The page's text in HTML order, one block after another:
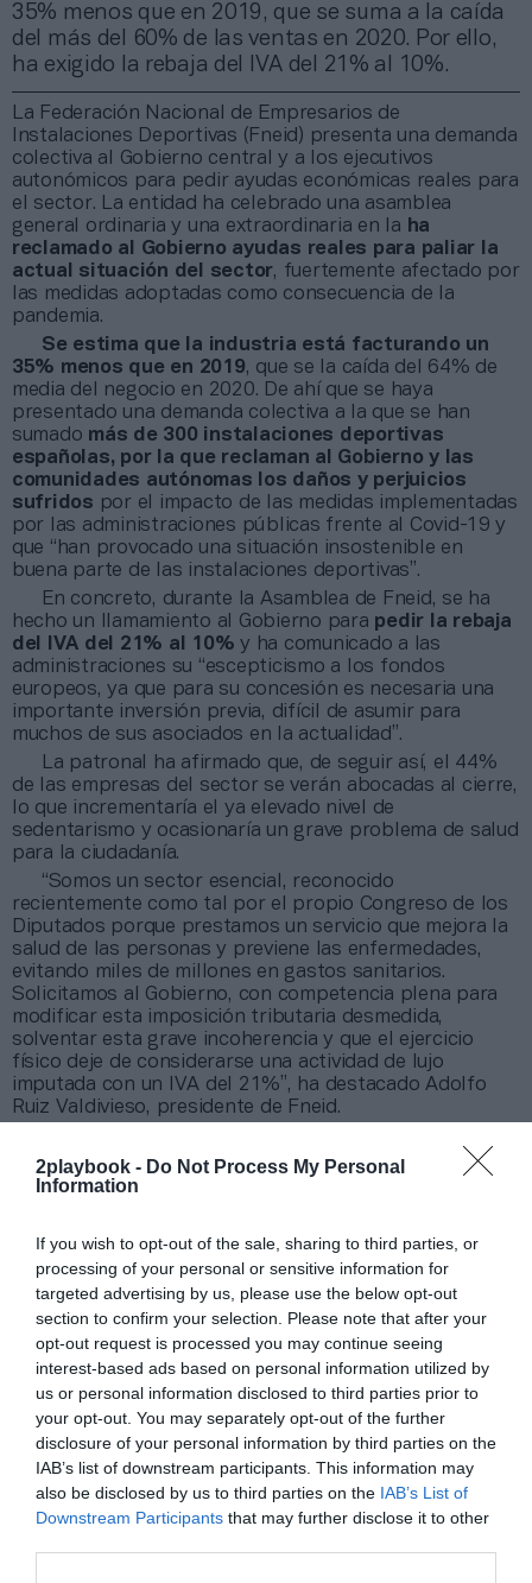
2playbook - Do Not Process My Personal
Information
If you wish to opt-out of the sale, sharing to third parties, or
processing of your personal or sensitive information for
targeted advertising by us, please use the below opt-out
section to confirm your selection. Please note that after your
opt-out request is processed you may continue seeing
interest-based ads based on personal information utilized by
us or personal information disclosed to third parties prior to
your opt-out. You may separately opt-out of the further
disclosure of your personal information by third parties on the
IAB’s list of downstream participants. This information may
also be disclosed by us to third parties on the IAB’s List of
Downstream Participants that may further disclose it to other
35% menos que en 2019, que se suma a la caída
del más del 60% de las ventas en 2020. Por ello,
ha exigido la rebaja del IVA del 21% al 10%.
La Federación Nacional de Empresarios de
Instalaciones Deportivas (Fneid) presenta una demanda
colectiva al Gobierno central y a los ejecutivos
autonómicos para pedir ayudas económicas reales para
el sector. La entidad ha celebrado una asamblea
general ordinaria y una extraordinaria en la ha
reclamado al Gobierno ayudas reales para paliar la
actual situación del sector, fuertemente afectado por
las medidas adoptadas como consecuencia de la
pandemia.
Se estima que la industria está facturando un
35% menos que en 2019, que se la caída del 64% de
media del negocio en 2020. De ahí que se haya
presentado una demanda colectiva a la que se han
sumado más de 300 instalaciones deportivas
españolas, por la que reclaman al Gobierno y las
comunidades autónomas los daños y perjuicios
sufridos por el impacto de las medidas implementadas
por las administraciones públicas frente al Covid-19 y
que “han provocado una situación insostenible en
buena parte de las instalaciones deportivas”.
En concreto, durante la Asamblea de Fneid, se ha
hecho un llamamiento al Gobierno para pedir la rebaja
del IVA del 21% al 10% y ha comunicado a las
administraciones su “escepticismo a los fondos
europeos, ya que para su concesión es necesaria una
importante inversión previa, difícil de asumir para
muchos de sus asociados en la actualidad”.
La patronal ha afirmado que, de seguir así, el 44%
de las empresas del sector se verán abocadas al cierre,
lo que incrementaría el ya elevado nivel de
sedentarismo y ocasionaría un grave problema de salud
para la ciudadanía.
“Somos un sector esencial, reconocido
recientemente como tal por el propio Congreso de los
Diputados porque prestamos un servicio que mejora la
salud de las personas y previene las enfermedades,
evitando miles de millones en gastos sanitarios.
Solicitamos al Gobierno, con competencia plena para
modificar esta imposición tributaria desmedida,
solventar esta grave incoherencia y que el ejercicio
físico deje de considerarse una actividad de lujo
imputada con un IVA del 21%”, ha destacado Adolfo
Ruiz Valdivieso, presidente de Fneid.
El 44% de las empresas del sector están
en peligro de cierre, según Fneid
En España, el sector del fitness da trabajo a más
de 219.000 profesionalesen los más de 4.700 centros
deportivos que operan en el país, a los que
regularmente acudían más de 5,5 millones de personas
con anterioridad a la crisis sanitaria.
Durante el encuentro también se ha renovado la
junta directiva, que ha pasado de seis a quince
miembros. La patronal seguirá estando presidida por
Adolfo Ruiz, acompañado de Isabel Vega (Marisma
Wellness), Manel Martínez (Áccura) y Juan Carlos
Gómez-Pantoja (Atalanta Sports Club) como
vicepresidentes.
Como tesorero estará Aurelio Gómez (Paidesport